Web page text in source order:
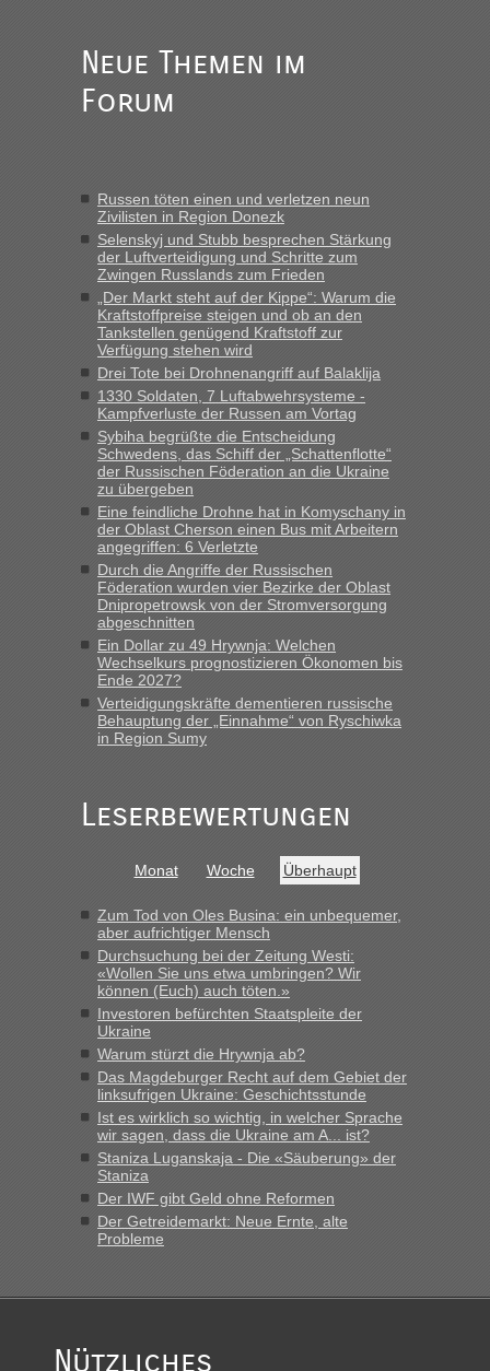
Berichte und Reisetipps • Re: An welchem
Grenzübergang zwischen Polen und der Ukraine geht es am
schnellsten?
Bernd D-UAinBerichte und Reisetipps • Re: An welchem
Grenzübergang zwischen Polen und der Ukraine geht es am
schnellsten?
„Bin am Montag 15.6.26 um 8 Uhr in Urgyniw ausgereist,
das erste Mal an einem Montagmorgen ca. 15 Fahrzeuge
vor mir, bin sonst der Erste oder Zweite, egal, nach ca 20
Minuten wurde dann die nächste Welle...“
Berichte und Reisetipps • Re: An welchem
Grenzübergang zwischen Polen und der Ukraine geht es am
schnellsten?
„Derzeit, ist es überall sehr voll an den Grenzen Ukraine/
Polen. Zb. Krakovets 100 PKW ca. 10 h Wartezeit. Wollen
Montag rüber, versuchen es sehr früh.“
Neue Themen im
Forum
Russen töten einen und verletzen neun
Zivilisten in Region Donezk
Selenskyj und Stubb besprechen Stärkung
der Luftverteidigung und Schritte zum
Zwingen Russlands zum Frieden
„Der Markt steht auf der Kippe“: Warum die
Kraftstoffpreise steigen und ob an den
Tankstellen genügend Kraftstoff zur
Verfügung stehen wird
Drei Tote bei Drohnenangriff auf Balaklija
1330 Soldaten, 7 Luftabwehrsysteme -
Kampfverluste der Russen am Vortag
Sybiha begrüßte die Entscheidung
Schwedens, das Schiff der „Schattenflotte“
der Russischen Föderation an die Ukraine
zu übergeben
Eine feindliche Drohne hat in Komyschany in
der Oblast Cherson einen Bus mit Arbeitern
angegriffen: 6 Verletzte
Durch die Angriffe der Russischen
Föderation wurden vier Bezirke der Oblast
Dnipropetrowsk von der Stromversorgung
abgeschnitten
Ein Dollar zu 49 Hrywnja: Welchen
Wechselkurs prognostizieren Ökonomen bis
Ende 2027?
Verteidigungskräfte dementieren russische
Behauptung der „Einnahme“ von Ryschiwka
in Region Sumy
Leserbewertungen
Monat Woche Überhaupt
Zum Tod von Oles Busina: ein unbequemer,
aber aufrichtiger Mensch
Durchsuchung bei der Zeitung Westi:
«Wollen Sie uns etwa umbringen? Wir
können (Euch) auch töten.»
Investoren befürchten Staatspleite der
Ukraine
Warum stürzt die Hrywnja ab?
Das Magdeburger Recht auf dem Gebiet der
linksufrigen Ukraine: Geschichtsstunde
Ist es wirklich so wichtig, in welcher Sprache
wir sagen, dass die Ukraine am A... ist?
Staniza Luganskaja - Die «Säuberung» der
Staniza
Der IWF gibt Geld ohne Reformen
Der Getreidemarkt: Neue Ernte, alte
Probleme
Nützliches